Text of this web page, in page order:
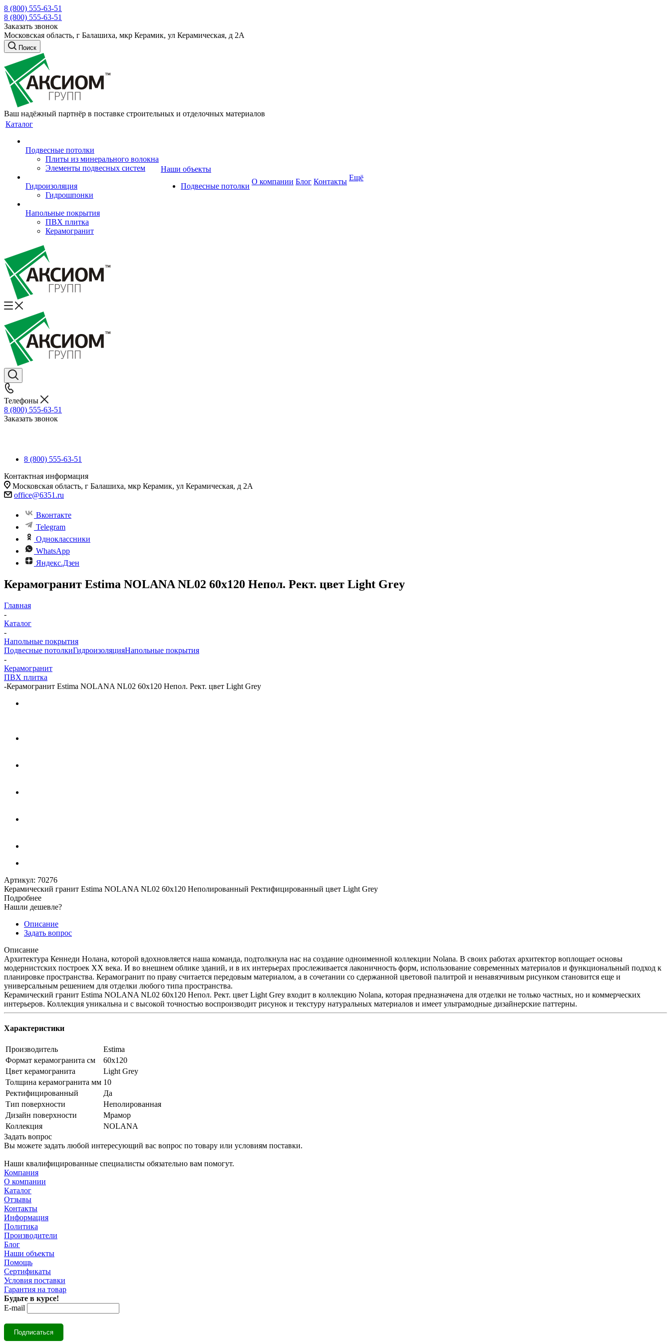
8 (800) 555-63-51
8 (800) 555-63-51
Заказать звонок
Московская область, г Балашиха, мкр Керамик, ул Керамическая, д 2А
Поиск
Ваш надёжный партнёр в поставке строительных и отделочных материалов
Каталог
Подвесные потолки
Плиты из минерального волокна
Элементы подвесных систем
Гидроизоляция
Гидрошпонки
Напольные покрытия
ПВХ плитка
Керамогранит
Наши объекты
Подвесные потолки
О компании Блог Контакты Ещё
Телефоны
8 (800) 555-63-51
Заказать звонок
8 (800) 555-63-51
Контактная информация
Московская область, г Балашиха, мкр Керамик, ул Керамическая, д 2А
office@6351.ru
Вконтакте
Telegram
Одноклассники
WhatsApp
Яндекс.Дзен
Керамогранит Estima NOLANA NL02 60x120 Непол. Рект. цвет Light Grey
Главная
-
Каталог
-
Напольные покрытия
Подвесные потолкиГидроизоляцияНапольные покрытия
-
Керамогранит
ПВХ плитка
-Керамогранит Estima NOLANA NL02 60x120 Непол. Рект. цвет Light Grey
Артикул: 70276
Керамический гранит Estima NOLANA NL02 60x120 Неполированный Ректифицированный цвет Light Grey
Подробнее
Нашли дешевле?
Описание
Задать вопрос
Описание
Архитектура Кеннеди Нолана, которой вдохновляется наша команда, подтолкнула нас на создание одноименной коллекции Nolana. В своих работах архитектор воплощает основы
модернистских построек ХХ века. И во внешнем облике зданий, и в их интерьерах прослеживается лаконичность форм, использование современных материалов и функциональный подход к
планировке пространства. Керамогранит по праву считается передовым материалом, а в сочетании со сдержанной цветовой палитрой и ненавязчивым рисунком становится еще и
универсальным решением для отделки любого типа пространства.
Керамический гранит Estima NOLANA NL02 60x120 Непол. Рект. цвет Light Grey входит в коллекцию Nolana, которая предназначена для отделки не только частных, но и коммерческих
интерьеров. Коллекция уникальна и с высокой точностью воспроизводит рисунок и текстуру натуральных материалов и имеет ультрамодные дизайнерские паттерны.
Характеристики
Производитель
Estima
Формат керамогранита см
60х120
Цвет керамогранита
Light Grey
Толщина керамогранита мм 10
Ректифицированный
Да
Тип поверхности
Неполированная
Дизайн поверхности
Мрамор
Коллекция
NOLANA
Задать вопрос
Вы можете задать любой интересующий вас вопрос по товару или условиям поставки.
Наши квалифицированные специалисты обязательно вам помогут.
Компания
О компании
Каталог
Отзывы
Контакты
Информация
Политика
Производители
Блог
Наши объекты
Помощь
Сертификаты
Условия поставки
Гарантия на товар
Будьте в курсе!
E-mail